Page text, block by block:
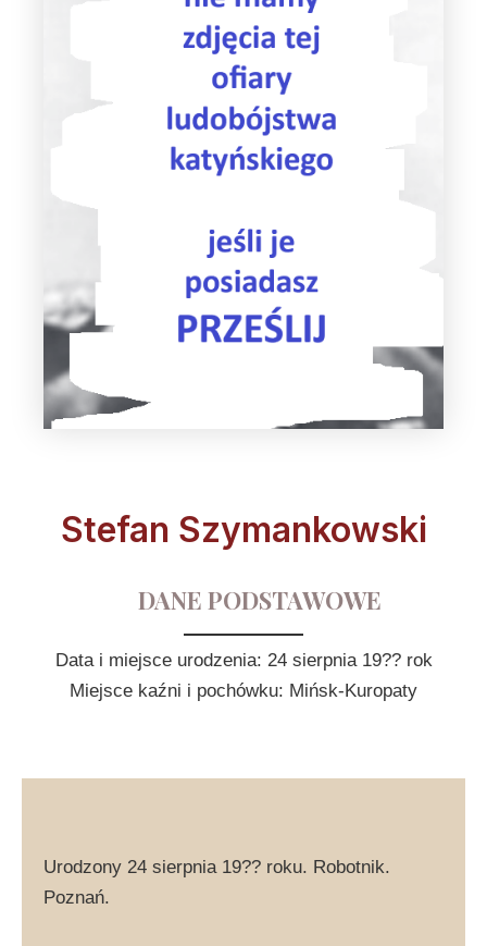
Stefan Szymankowski
DANE PODSTAWOWE
Data i miejsce urodzenia: 24 sierpnia 19?? rok
Miejsce kaźni i pochówku: Mińsk-Kuropaty
Urodzony 24 sierpnia 19?? roku. Robotnik.
Poznań.